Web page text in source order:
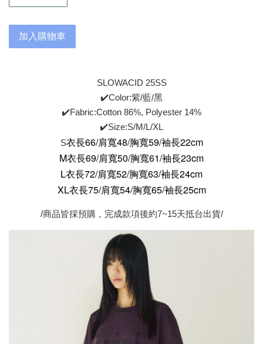
加入購物車
SLOWACID 25SS
✔️Color:紫/藍/黑
✔️Fabric:Cotton 86%, Polyester 14%
✔️Size:S/M/L/XL
S衣長66/肩寬48/胸寬59/袖長22cm
M衣長69/肩寬50/胸寬61/袖長23cm
L衣長72/肩寬52/胸寬63/袖長24cm
XL衣長75/肩寬54/胸寬65/袖長25cm
/商品皆採預購，完成款項後約7~15天抵台出貨/